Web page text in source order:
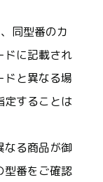
同型番のカ
ドに記載され
ドと異なる場
定することは
なる商品が御
型番をご確認